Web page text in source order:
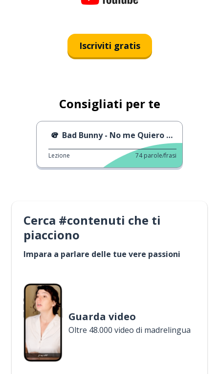
Iscriviti gratis
Consigliati per te
Bad Bunny - No me Quiero Casar
Lezione 74 parole/frasi
Cerca #contenuti che ti
piacciono
Impara a parlare delle tue vere passioni
Guarda video
Oltre 48.000 video di madrelingua